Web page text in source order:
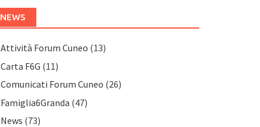
NEWS
Attività Forum Cuneo (13)
Carta F6G (11)
Comunicati Forum Cuneo (26)
Famiglia6Granda (47)
News (73)